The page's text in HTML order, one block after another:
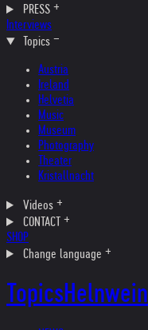
PRESS
Interviews
Topics
Austria
Ireland
Helvetia
Music
Museum
Photography
Theater
Kristallnacht
Videos
CONTACT
SHOP
Change language
TopicsHelnwein